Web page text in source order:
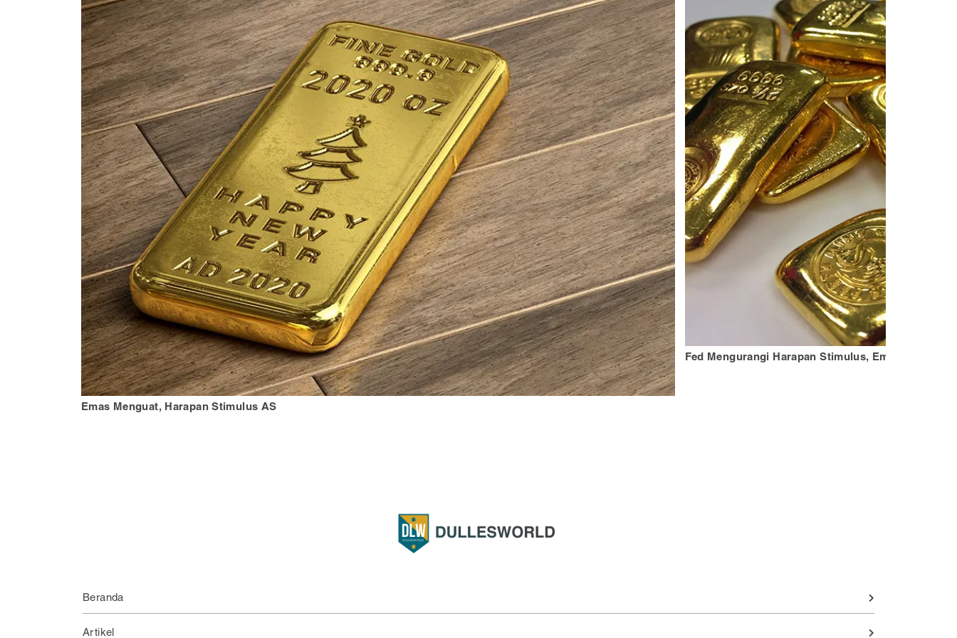
Emas Menguat, Harapan Stimulus AS
Fed Mengurangi Harapan Stimulus, Emas
Beranda
Artikel